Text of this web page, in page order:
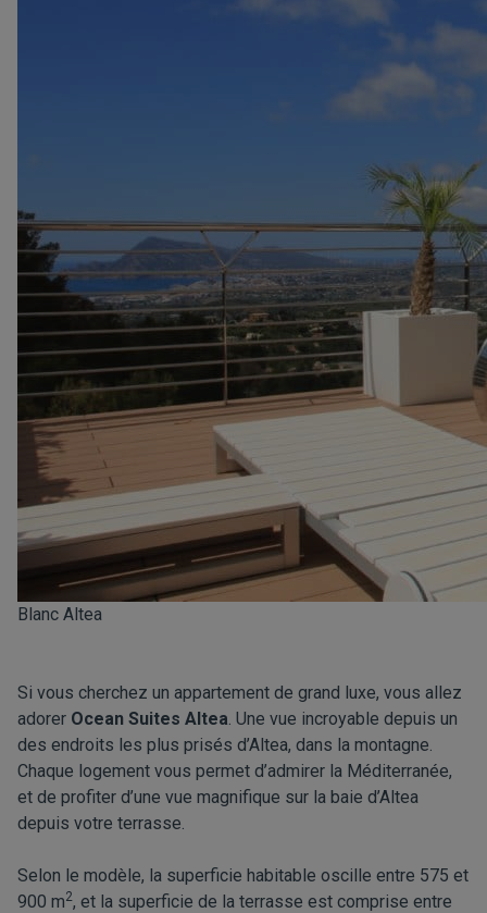
Blanc Altea
Si vous cherchez un appartement de grand luxe, vous allez
adorer Ocean Suites Altea. Une vue incroyable depuis un
des endroits les plus prisés d’Altea, dans la montagne.
Chaque logement vous permet d’admirer la Méditerranée,
et de profiter d’une vue magnifique sur la baie d’Altea
depuis votre terrasse.
Selon le modèle, la superficie habitable oscille entre 575 et
900 m2, et la superficie de la terrasse est comprise entre